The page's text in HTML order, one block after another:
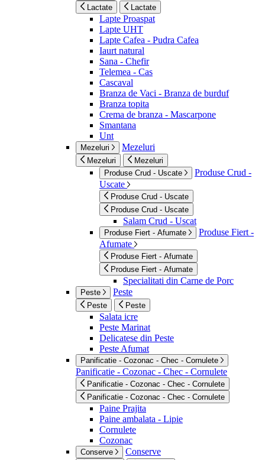
Lactate Lactate
Lapte Proaspat
Lapte UHT
Lapte Cafea - Pudra Cafea
Iaurt natural
Sana - Chefir
Telemea - Cas
Cascaval
Branza de Vaci - Branza de burduf
Branza topita
Crema de branza - Mascarpone
Smantana
Unt
Mezeluri Mezeluri
Mezeluri
Mezeluri
Produse Crud - Uscate
Produse Crud -
Uscate
Produse Crud - Uscate
Produse Crud - Uscate
Salam Crud - Uscat
Produse Fiert - Afumate
Produse Fiert -
Afumate
Produse Fiert - Afumate
Produse Fiert - Afumate
Specialitati din Carne de Porc
Peste Peste
Peste Peste
Salata icre
Peste Marinat
Delicatese din Peste
Peste Afumat
Panificatie - Cozonac - Chec - Cornulete
Panificatie - Cozonac - Chec - Cornulete
Panificatie - Cozonac - Chec - Cornulete
Panificatie - Cozonac - Chec - Cornulete
Paine Prajita
Paine ambalata - Lipie
Cornulete
Cozonac
Conserve Conserve